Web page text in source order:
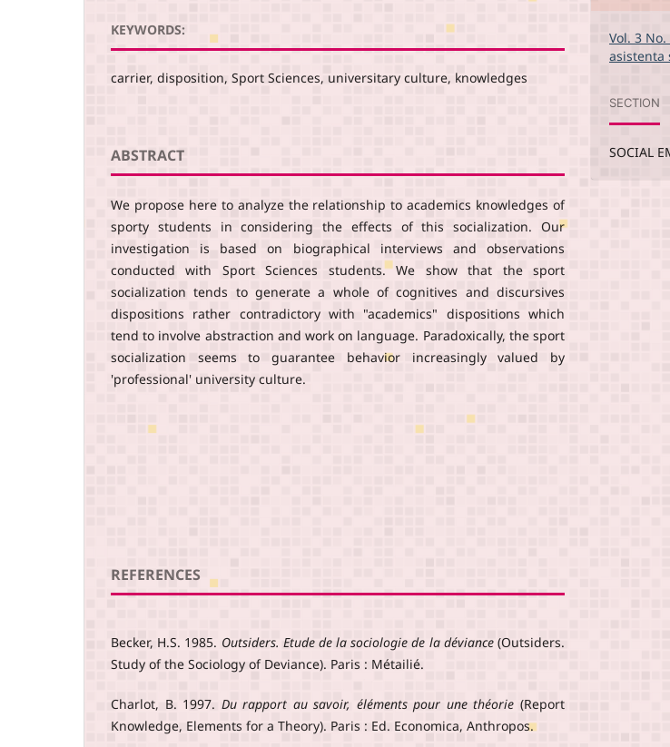
KEYWORDS:
carrier, disposition, Sport Sciences, universitary culture, knowledges
ABSTRACT
We propose here to analyze the relationship to academics knowledges of
sporty students in considering the effects of this socialization. Our
investigation is based on biographical interviews and observations
conducted with Sport Sciences students. We show that the sport
socialization tends to generate a whole of cognitives and discursives
dispositions rather contradictory with "academics" dispositions which
tend to involve abstraction and work on language. Paradoxically, the sport
socialization seems to guarantee behavior increasingly valued by
'professional' university culture.
REFERENCES
Becker, H.S. 1985. Outsiders. Etude de la sociologie de la déviance(Outsiders.
Study of the Sociology of Deviance). Paris : Métailié.
Charlot, B. 1997. Du rapport au savoir, éléments pour une théorie (Report
Knowledge, Elements for a Theory). Paris : Ed. Economica, Anthropos.
Vol. 3
asistenta
SECTION
SOCIAL